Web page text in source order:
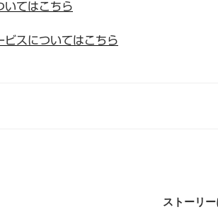
いてはこちら
ビスについてはこちら
ストーリ